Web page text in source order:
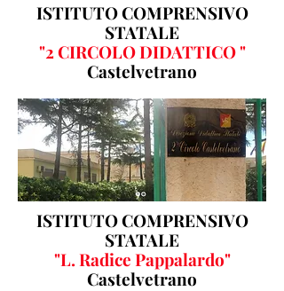
ISTITUTO COMPRENSIVO
STATALE
"2 CIRCOLO DIDATTICO "
Castelvetrano
ISTITUTO COMPRENSIVO
STATALE
"L. Radice Pappalardo"
Castelvetrano